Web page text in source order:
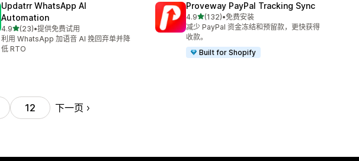
Updatrr WhatsApp AI
Automation
4.9星（满分 5 星）
(23)
总共 23 条评论
•提供免费试用
利用 WhatsApp 加语音 AI 挽回弃单并降
低 RTO
Proveway PayPal Tracking Sync
4.9星（满分 5 星）
(132)
总共 132 条评论
•免费安装
减少 PayPal 资金冻结和预留款，更快获得
收款。
Built for Shopify
12 下一页